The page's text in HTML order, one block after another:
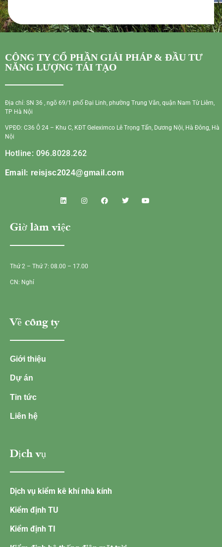
CÔNG TY CỔ PHẦN GIẢI PHÁP & ĐẦU TƯ
NĂNG LƯỢNG TÁI TẠO
Địa chỉ: SN 36 , ngõ 69/1 phố Đại Linh, phường Trung Văn, quận Nam Từ Liêm,
TP Hà Nội
VPĐD: C36 Ô 24 – Khu C, KĐT Geleximco Lê Trọng Tấn, Dương Nội, Hà Đông, Hà
Nội
Hotline: 096.8028.262
Email: reisjsc2024@gmail.com
Giờ làm việc
Thứ 2 – Thứ 7: 08.00 – 17.00
CN: Nghỉ
Về công ty
Giới thiệu
Dự án
Tin tức
Liên hệ
Dịch vụ
Dịch vụ kiểm kê khí nhà kính
Kiểm định TU
Kiểm định TI